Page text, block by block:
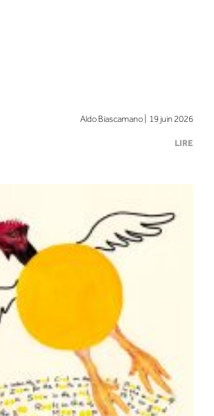
Aldo Biascamano | 19 juin 2026
LIRE